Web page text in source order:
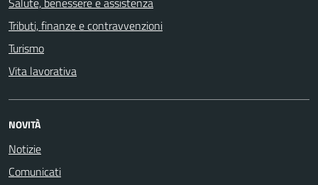
Tributi, finanze e contravvenzioni
Turismo
Vita lavorativa
NOVITÀ
Notizie
Comunicati